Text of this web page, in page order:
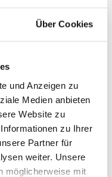
Über Cookies
und Anzeigen zu
Medien anbieten
Website zu
zu Ihrer
Partner für
weiter. Unsere
möglicherweise mit
Verrutschen, kein
bietet dabei für
Setup für deine
im Regalsystem,
sich dem Bedarf
entspricht jede
Vorgaben zur